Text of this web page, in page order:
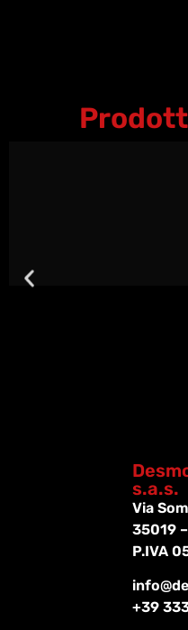
s.a.s.
Via
35019 –
P.IVA
+39